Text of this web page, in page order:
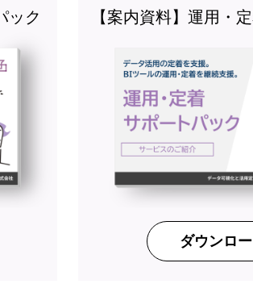
ック 【案内資料】運用・
ダウンロ